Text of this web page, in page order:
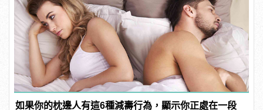
如果你的枕邊人有這6種減壽行為，顯示你正處在一段